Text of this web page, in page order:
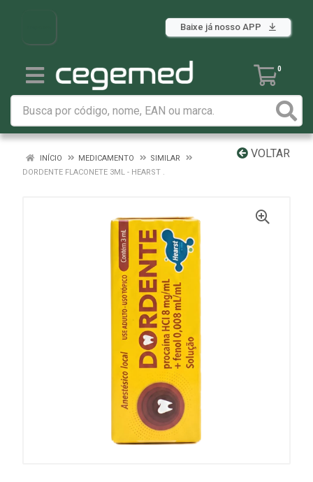
Baixe já nosso APP
0
VOLTAR
INÍCIO MEDICAMENTO
SIMILAR
DORDENTE FLACONETE 3ML - HEARST .